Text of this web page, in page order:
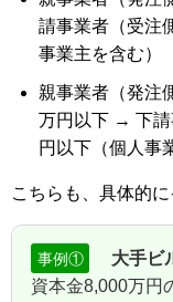
請事業者（受注
事業主を含む）
親事業者（発注
万円以下 → 下請
円以下（個人事
こちらも、具体的
事例①
大手ビ
資本金8,000万円